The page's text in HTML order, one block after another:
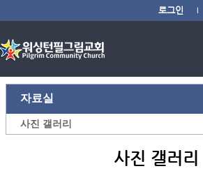
로그인
자료실
사진 갤러리
사진 갤러리